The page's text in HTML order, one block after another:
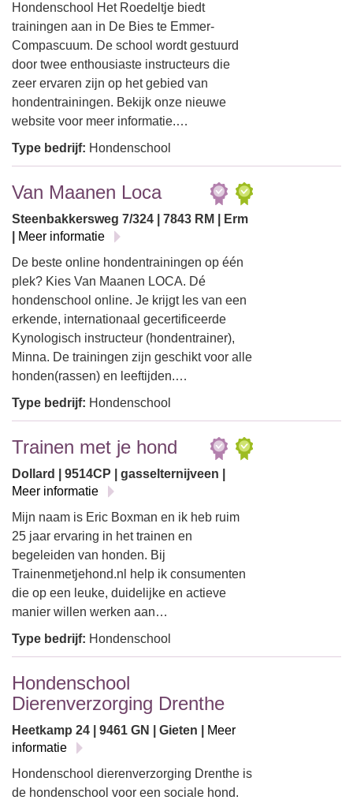
Hondenschool Het Roedeltje biedt
trainingen aan in De Bies te Emmer-
Compascuum. De school wordt gestuurd
door twee enthousiaste instructeurs die
zeer ervaren zijn op het gebied van
hondentrainingen. Bekijk onze nieuwe
website voor meer informatie.…
Type bedrijf: Hondenschool
Van Maanen Loca
Steenbakkersweg 7/324 | 7843 RM | Erm
Meer informatie
De beste online hondentrainingen op één
plek? Kies Van Maanen LOCA. Dé
hondenschool online. Je krijgt les van een
erkende, internationaal gecertificeerde
Kynologisch instructeur (hondentrainer),
Minna. De trainingen zijn geschikt voor alle
honden(rassen) en leeftijden.…
Type bedrijf: Hondenschool
Trainen met je hond
Dollard | 9514CP | gasselternijveen |
Meer informatie
Mijn naam is Eric Boxman en ik heb ruim
25 jaar ervaring in het trainen en
begeleiden van honden. Bij
Trainenmetjehond.nl help ik consumenten
die op een leuke, duidelijke en actieve
manier willen werken aan…
Type bedrijf: Hondenschool
Hondenschool
Dierenverzorging Drenthe
Heetkamp 24 | 9461 GN | Gieten |
Meer
informatie
Hondenschool dierenverzorging Drenthe is
de hondenschool voor een sociale hond.